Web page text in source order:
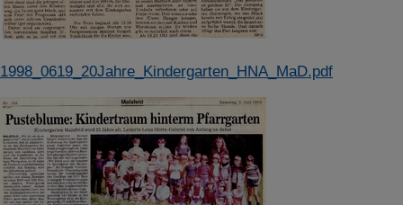
1998_0619_20Jahre_Kindergarten_HNA_MaD.pdf